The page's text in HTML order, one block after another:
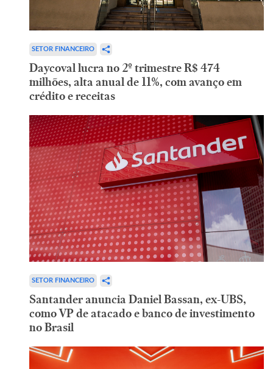
SETOR FINANCEIRO
Daycoval lucra no 2º trimestre R$ 474
milhões, alta anual de 11%, com avanço em
crédito e receitas
SETOR FINANCEIRO
Santander anuncia Daniel Bassan, ex-UBS,
como VP de atacado e banco de investimento
no Brasil